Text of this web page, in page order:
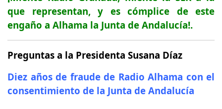
que representan, y es cómplice de este
engaño a Alhama la Junta de Andalucía!.
Preguntas a la Presidenta Susana Díaz
Diez años de fraude de Radio Alhama con el
consentimiento de la Junta de Andalucía